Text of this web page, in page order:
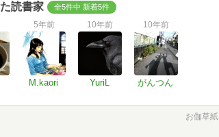
読書家 全5件中 新着5件
5年前
M.kaori
10年前
YuriL
10年前
がんつん
お伽草紙